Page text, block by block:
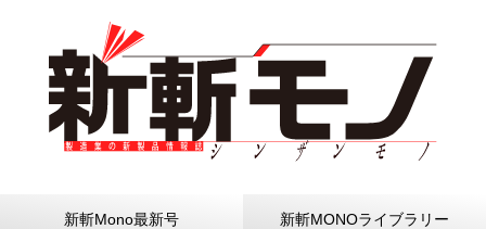
新斬Mono最新号 新斬MONOライブラリー